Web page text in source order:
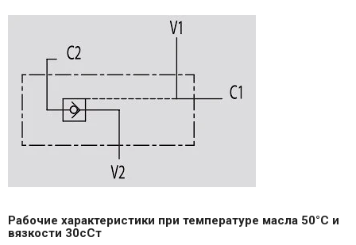
Рабочие характеристики при температуре масла 50°С и
вязкости 30сСт